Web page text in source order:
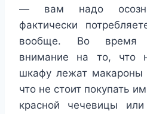
— вам надо
фактически
вообще. Во время
внимание на то, что
шкафу лежат макароны
что не стоит покупать
красной чечевицы